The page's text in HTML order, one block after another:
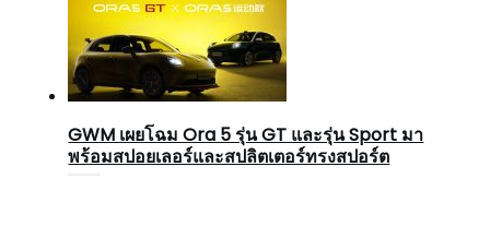
GWM เผยโฉม Ora 5 รุ่น GT และรุ่น Sport มา
พร้อมสปอยเลอร์และสปลิตเตอร์ทรงสปอร์ต